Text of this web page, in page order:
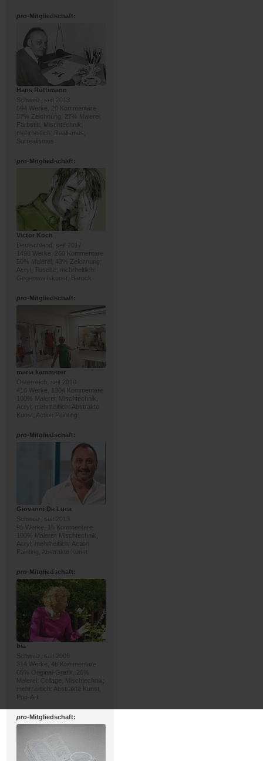
pro-Mitgliedschaft:
Hans Rüttimann
Schweiz, seit 2013
594 Werke, 20 Kommentare
57% Zeichnung, 27% Malerei;
Farbstift, Mischtechnik;
mehrheitlich: Realismus,
Surrealismus
pro-Mitgliedschaft:
Victor Koch
Deutschland, seit 2017
1498 Werke, 260 Kommentare
50% Malerei, 43% Zeichnung;
Acryl, Tusche; mehrheitlich:
Gegenwartskunst, Barock
pro-Mitgliedschaft:
maria kammerer
Österreich, seit 2010
416 Werke, 1304 Kommentare
100% Malerei; Mischtechnik,
Acryl; mehrheitlich: Abstrakte
Kunst, Action Painting
pro-Mitgliedschaft:
Giovanni De Luca
Schweiz, seit 2013
95 Werke, 15 Kommentare
100% Malerei; Mischtechnik,
Acryl; mehrheitlich: Action
Painting, Abstrakte Kunst
pro-Mitgliedschaft:
bia
Schweiz, seit 2009
314 Werke, 46 Kommentare
65% Original-Grafik, 26%
Malerei; Collage, Mischtechnik;
mehrheitlich: Abstrakte Kunst,
Pop-Art
pro-Mitgliedschaft: